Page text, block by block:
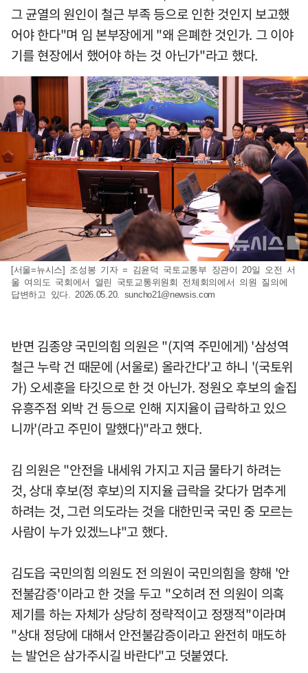
그 균열의 원인이 철근 부족 등으로 인한 것인지 보고했
어야 한다"며 임 본부장에게 "왜 은폐한 것인가. 그 이야
기를 현장에서 했어야 하는 것 아닌가"라고 했다.
[서울=뉴시스] 조성봉 기자 = 김윤덕 국토교통부 장관이 20일 오전 서
울 여의도 국회에서 열린 국토교통위원회 전체회의에서 의원 질의에
답변하고 있다. 2026.05.20. suncho21@newsis.com
반면 김종양 국민의힘 의원은 "(지역 주민에게) '삼성역
철근 누락 건 때문에 (서울로) 올라간다'고 하니 '(국토위
가) 오세훈을 타깃으로 한 것 아닌가. 정원오 후보의 술집
유흥주점 외박 건 등으로 인해 지지율이 급락하고 있으
니까'(라고 주민이 말했다)"라고 했다.
김 의원은 "안전을 내세워 가지고 지금 물타기 하려는
것, 상대 후보(정 후보)의 지지율 급락을 갖다가 멈추게
하려는 것, 그런 의도라는 것을 대한민국 국민 중 모르는
사람이 누가 있겠느냐"고 했다.
김도읍 국민의힘 의원도 전 의원이 국민의힘을 향해 '안
전불감증'이라고 한 것을 두고 "오히려 전 의원이 의혹
제기를 하는 자체가 상당히 정략적이고 정쟁적"이라며
"상대 정당에 대해서 안전불감증이라고 완전히 매도하
는 발언은 삼가주시길 바란다"고 덧붙였다.